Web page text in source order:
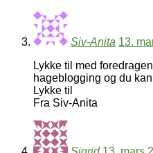
Siv-Anita 13.
Lykke til med
hageblogging og du
Lykke til
Fra Siv-Anita